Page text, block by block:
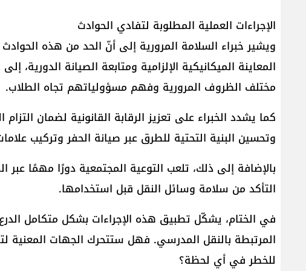
الإجراءات العملية المطلوبة لتفادي الحوادث
ويشير خبراء السلامة المرورية إلى أنّ الحد من هذه
المعاينة الميكانيكية الإلزامية ومتابعة الصيانة
مختلف الظروف المرورية وفهم مسؤولياتهم تجاه الطلاب.
كما يشدد الخبراء على تعزيز الرقابة القانونية لضمان التزام
وتحسين البنية التحتية للطرق عبر صيانة الحفر وتركيب
بالإضافة إلى ذلك، تلعب التوعية المجتمعية دورًا مهمًا
التأكد من سلامة وسائل النقل قبل استخدامها.
في الختام، يشكّل تطبيق هذه الإجراءات بشكل متكامل
المرتبطة بالنقل المدرسي. فهل ستتحرك الجهات المعنية
للخطر في أي لحظة؟